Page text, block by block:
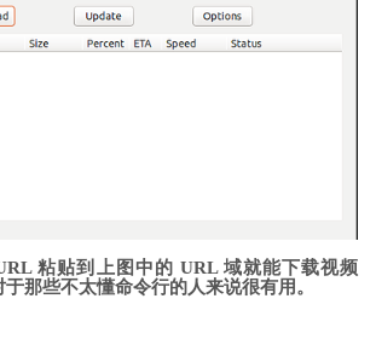
粘贴到上图中的 URL 域就能下载视频
那些不太懂命令行的人来说很有用。